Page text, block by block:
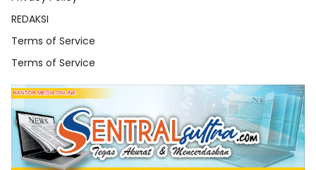
REDAKSI
Terms of Service
Terms of Service